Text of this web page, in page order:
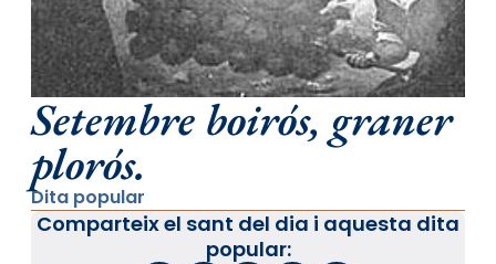
Setembre boirós, graner
plorós.
Dita popular
Comparteix el sant del dia i aquesta dita
popular: